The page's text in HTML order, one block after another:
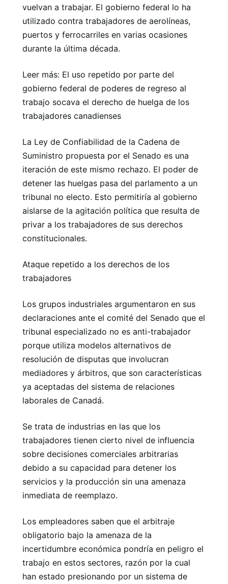
vuelvan a trabajar. El gobierno federal lo ha
utilizado contra trabajadores de aerolíneas,
puertos y ferrocarriles en varias ocasiones
durante la última década.
Leer más: El uso repetido por parte del
gobierno federal de poderes de regreso al
trabajo socava el derecho de huelga de los
trabajadores canadienses
La Ley de Confiabilidad de la Cadena de
Suministro propuesta por el Senado es una
iteración de este mismo rechazo. El poder de
detener las huelgas pasa del parlamento a un
tribunal no electo. Esto permitiría al gobierno
aislarse de la agitación política que resulta de
privar a los trabajadores de sus derechos
constitucionales.
Ataque repetido a los derechos de los
trabajadores
Los grupos industriales argumentaron en sus
declaraciones ante el comité del Senado que el
tribunal especializado no es anti-trabajador
porque utiliza modelos alternativos de
resolución de disputas que involucran
mediadores y árbitros, que son características
ya aceptadas del sistema de relaciones
laborales de Canadá.
Se trata de industrias en las que los
trabajadores tienen cierto nivel de influencia
sobre decisiones comerciales arbitrarias
debido a su capacidad para detener los
servicios y la producción sin una amenaza
inmediata de reemplazo.
Los empleadores saben que el arbitraje
obligatorio bajo la amenaza de la
incertidumbre económica pondría en peligro el
trabajo en estos sectores, razón por la cual
han estado presionando por un sistema de